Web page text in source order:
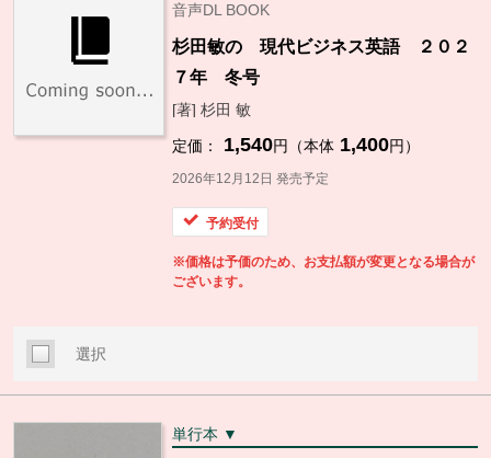
音声DL BOOK
杉田敏の 現代ビジネス英語 ２０２
７年 冬号
[著] 杉田 敏
定価： 1,540円（本体 1,400円）
2026年12月12日 発売予定
予約受付
※価格は予価のため、お支払額が変更となる場合が
ございます。
選択
単行本 ▼